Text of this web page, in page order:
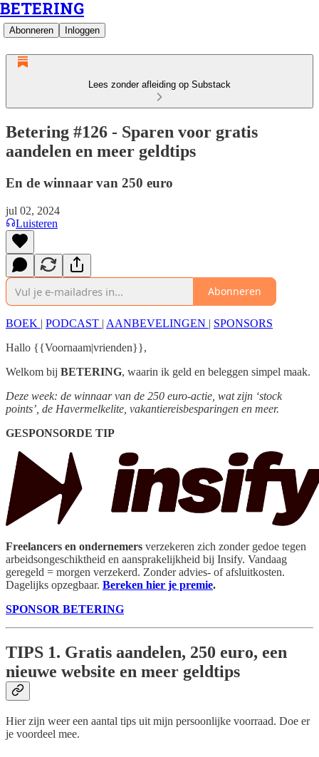
BETERING
Abonneren Inloggen
Lees zonder afleiding op Substack
Betering #126 - Sparen voor gratis
aandelen en meer geldtips
En de winnaar van 250 euro
jul 02, 2024
Luisteren
Abonneren
BOEK | PODCAST | AANBEVELINGEN | SPONSORS
Hallo {{Voornaam|vrienden}},
Welkom bij BETERING, waarin ik geld en beleggen simpel maak.
Deze week: de winnaar van de 250 euro-actie, wat zijn ‘stock
points’, de Havermelkelite, vakantiereisbesparingen en meer.
GESPONSORDE TIP
Freelancers en ondernemers verzekeren zich zonder gedoe tegen
arbeidsongeschiktheid en aansprakelijkheid bij Insify. Vandaag
geregeld = morgen verzekerd. Zonder advies- of afsluitkosten.
Dagelijks opzegbaar. Bereken hier je premie.
SPONSOR BETERING
TIPS 1. Gratis aandelen, 250 euro, een
nieuwe website en meer geldtips
Hier zijn weer een aantal tips uit mijn persoonlijke voorraad. Doe er
je voordeel mee.